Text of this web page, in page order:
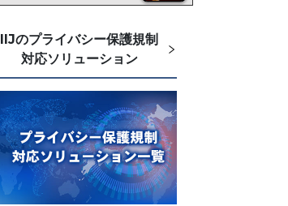
IIJのプライバシー保護規制
対応ソリューション